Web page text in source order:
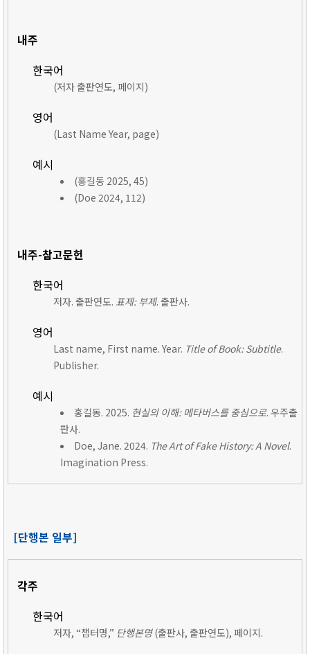
내주
한국어
(저자 출판연도, 페이지)
영어
(Last Name Year, page)
예시
(홍길동 2025, 45)
(Doe 2024, 112)
내주-참고문헌
한국어
저자. 출판연도. 표제: 부제. 출판사.
영어
Last name, First name. Year. Title of Book: Subtitle.
Publisher.
예시
홍길동. 2025. 현실의 이해: 메타버스를 중심으로. 우주출
판사.
Doe, Jane. 2024. The Art of Fake History: A Novel.
Imagination Press.
[단행본 일부]
각주
한국어
저자, “챕터명,” 단행본명(출판사, 출판연도), 페이지.